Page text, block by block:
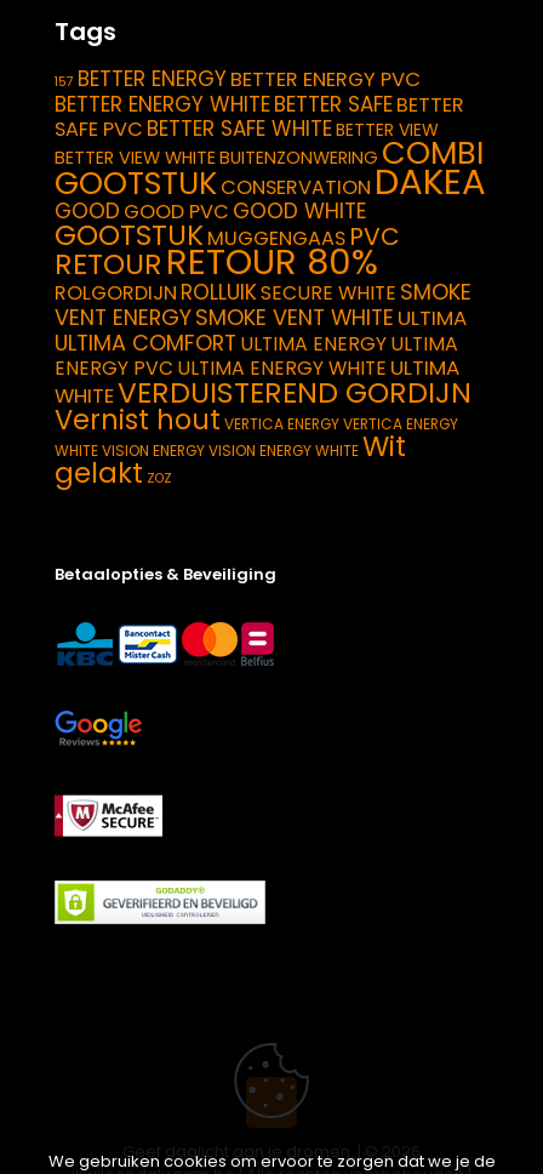
Tags
157 BETTER ENERGYBETTER ENERGY PVC
BETTER ENERGY WHITEBETTER SAFEBETTER
SAFE PVC BETTER SAFE WHITEBETTER VIEW
BETTER VIEW WHITEBUITENZONWERING COMBI
GOOTSTUKCONSERVATION DAKEA
GOOD GOOD PVC GOOD WHITE
GOOTSTUKMUGGENGAAS PVC
RETOUR RETOUR 80%
ROLGORDIJN ROLLUIKSECURE WHITE SMOKE
VENT ENERGYSMOKE VENT WHITE ULTIMA
ULTIMA COMFORT ULTIMA ENERGYULTIMA
ENERGY PVC ULTIMA ENERGY WHITE ULTIMA
WHITEVERDUISTEREND GORDIJN
Vernist hout VERTICA ENERGYVERTICA ENERGY
WHITEVISION ENERGYVISION ENERGY WHITEWit
gelakt ZOZ
Betaalopties & Beveiliging
Geef daglicht aan je dromen. | © 2026
We gebruiken cookies om ervoor te zorgen dat we je de